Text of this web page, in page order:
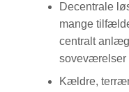
Decentrale
mange
centralt
soveværelser
Kældre,